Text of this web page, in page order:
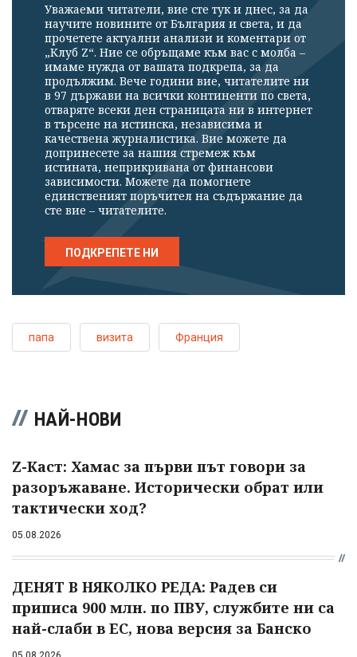
Уважаеми читатели, вие сте тук и днес, за да
научите новините от България и света, и да
прочетете актуални анализи и коментари от
„Клуб Z“. Ние се обръщаме към вас с молба –
имаме нужда от вашата подкрепа, за да
продължим. Вече години вие, читателите ни
в 97 държави на всички континенти по света,
отваряте всеки ден страницата ни в интернет
в търсене на истинска, независима и
качествена журналистика. Вие можете да
допринесете за нашия стремеж към
истината, неприкривана от финансови
зависимости. Можете да помогнете
единственият поръчител на съдържание да
сте вие – читателите.
ПОДКРЕПЕТЕ НИ
папа визита Франция
НАЙ-НОВИ
Z-Каст: Хамас за първи път говори за
разоръжаване. Исторически обрат или
тактически ход?
05.08.2026
ДЕНЯТ В НЯКОЛКО РЕДА: Радев си
приписа 900 млн. по ПВУ, службите ни са
най-слаби в ЕС, нова версия за Банско